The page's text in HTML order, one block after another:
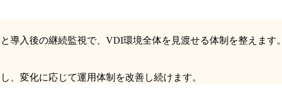
導入後の継続監視で、VDI環境全体を見渡せる体制を整えます。
、変化に応じて運用体制を改善し続けます。